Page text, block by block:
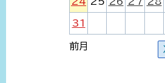
31
前月